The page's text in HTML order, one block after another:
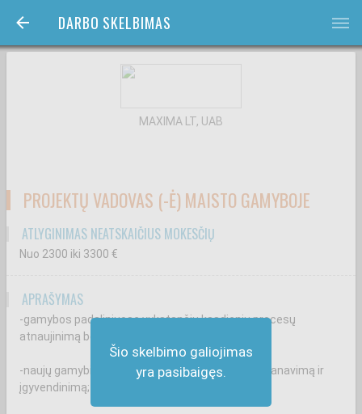
DARBO SKELBIMAS bars
Šio skelbimo galiojimas
yra pasibaigęs.
MAXIMA LT, UAB
PROJEKTŲ VADOVAS (-Ė) MAISTO GAMYBOJE
ATLYGINIMAS NEATSKAIČIUS MOKESČIŲ
Nuo 2300 iki 3300 €
APRAŠYMAS
-gamybos padaliniuose vykstančių kasdienių procesų
atnaujinimą bei supaprastinimą;
-naujų gamybinių padalinių atidarymą: projektų planavimą ir
įgyvendinimą;